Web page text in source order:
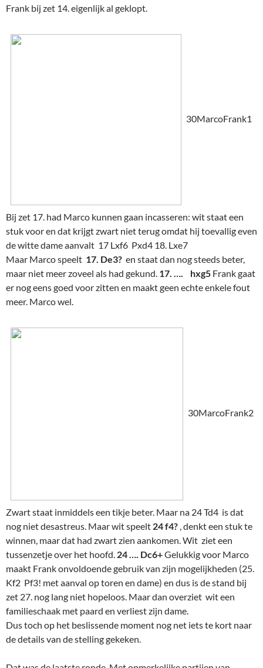
Frank bij zet 14. eigenlijk al geklopt.
30MarcoFrank1
Bij zet 17. had Marco kunnen gaan incasseren: wit staat een
stuk voor en dat krijgt zwart niet terug omdat hij toevallig even
de witte dame aanvalt 17 Lxf6 Pxd4 18. Lxe7
Maar Marco speelt 17. De3? en staat dan nog steeds beter,
maar niet meer zoveel als had gekund. 17. …. hxg5 Frank gaat
er nog eens goed voor zitten en maakt geen echte enkele fout
meer. Marco wel.
30MarcoFrank2
Zwart staat inmiddels een tikje beter. Maar na 24 Td4 is dat
nog niet desastreus. Maar wit speelt 24 f4? , denkt een stuk te
winnen, maar dat had zwart zien aankomen. Wit ziet een
tussenzetje over het hoofd. 24 …. Dc6+Gelukkig voor Marco
maakt Frank onvoldoende gebruik van zijn mogelijkheden (25.
Kf2 Pf3! met aanval op toren en dame) en dus is de stand bij
zet 27. nog lang niet hopeloos. Maar dan overziet wit een
familieschaak met paard en verliest zijn dame.
Dus toch op het beslissende moment nog net iets te kort naar
de details van de stelling gekeken.